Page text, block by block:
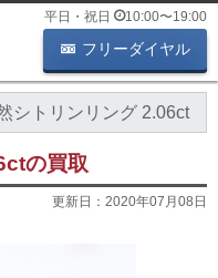
平日・祝日 10:00〜19:00
フリーダイヤル
シトリンリング 2.06ct
の買取
更新日： 2020年07月08日